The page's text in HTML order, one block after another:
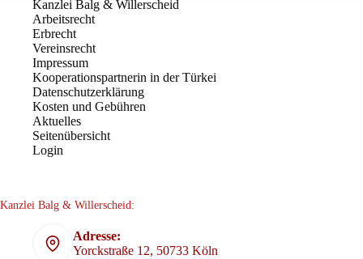
Kanzlei Balg & Willerscheid
Arbeitsrecht
Erbrecht
Vereinsrecht
Impressum
Kooperationspartnerin in der Türkei
Datenschutzerklärung
Kosten und Gebühren
Aktuelles
Seitenübersicht
Login
Kanzlei Balg & Willerscheid:
Adresse:
Yorckstraße 12, 50733 Köln